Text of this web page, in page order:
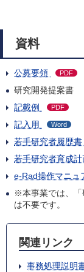
資料
公募要領 PDF
研究開発提案書
記載例
PDF
記入用 Word
若手研究者履歴書
若手研究者育成
e-Rad操作マニュ
※本事業では、「
は不要です。
関連リンク
事務処理説明